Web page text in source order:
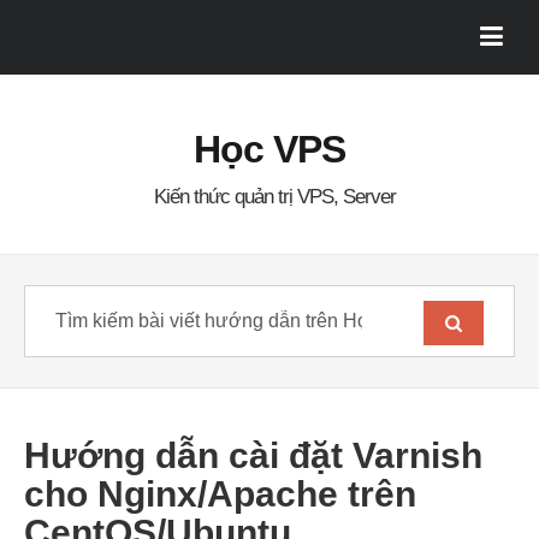
Học VPS
Kiến thức quản trị VPS, Server
Hướng dẫn cài đặt Varnish
cho Nginx/Apache trên